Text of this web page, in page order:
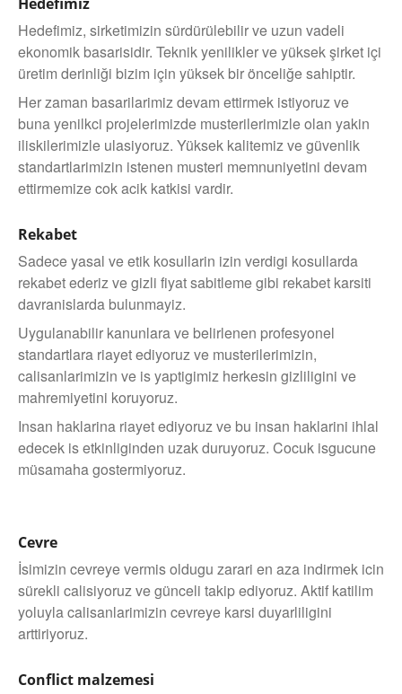
Hedefimiz, sirketimizin sürdürülebilir ve uzun vadeli
ekonomik basarisidir. Teknik yenilikler ve yüksek şirket içi
üretim derinliği bizim için yüksek bir önceliğe sahiptir.
Her zaman basarilarimiz devam ettirmek istiyoruz ve
buna yenilkci projelerimizde musterilerimizle olan yakin
iliskilerimizle ulasiyoruz. Yüksek kalitemiz ve güvenlik
standartlarimizin istenen musteri memnuniyetini devam
ettirmemize cok acik katkisi vardir.
Rekabet
Sadece yasal ve etik kosullarin izin verdigi kosullarda
rekabet ederiz ve gizli fiyat sabitleme gibi rekabet karsiti
davranislarda bulunmayiz.
Uygulanabilir kanunlara ve belirlenen profesyonel
standartlara riayet ediyoruz ve musterilerimizin,
calisanlarimizin ve is yaptigimiz herkesin gizliligini ve
mahremiyetini koruyoruz.
Insan haklarina riayet ediyoruz ve bu insan haklarini ihlal
edecek is etkinliginden uzak duruyoruz. Cocuk isgucune
müsamaha gostermiyoruz.
Cevre
İsimizin cevreye vermis oldugu zarari en aza indirmek icin
sürekli calisiyoruz ve günceli takip ediyoruz. Aktif katilim
yoluyla calisanlarimizin cevreye karsi duyarliligini
arttiriyoruz.
Conflict malzemesi